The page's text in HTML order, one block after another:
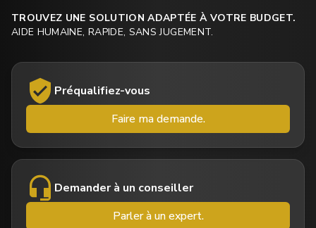
Demande de crédit
Centre mécanique
Nous joindre
TROUVEZ UNE SOLUTION ADAPTÉE À VOTRE BUDGET.
AIDE HUMAINE, RAPIDE, SANS JUGEMENT.
Préqualifiez-vous
Faire ma demande.
Demander à un conseiller
Parler à un expert.